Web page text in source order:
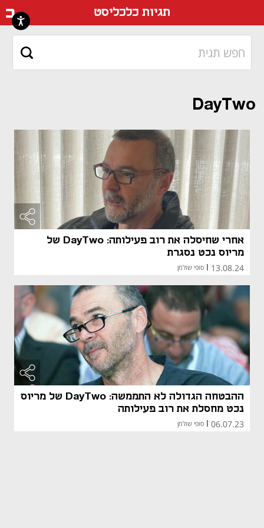
תגיות כלכליסט
DayTwo
אחרי שחיסלה את רוב פעילותה: DayTwo של
מריוס נכט נסגרת
13.08.24 סופי שולמן
ההבטחה הגדולה לא התממשה: DayTwo של מריוס
נכט מחסלת את רוב פעילותה
06.07.23 סופי שולמן